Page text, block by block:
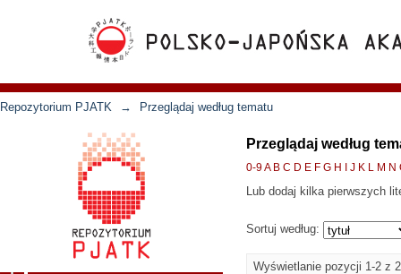
Repozytorium PJATK → Przeglądaj według tematu
Przeglądaj według
0-9A B C D E F G H J K L M N
Lub dodaj kilka pierwszych
Sortuj według:
Wyświetlanie pozycji 1-2 z 2